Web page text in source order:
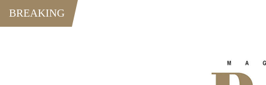
BREAKING